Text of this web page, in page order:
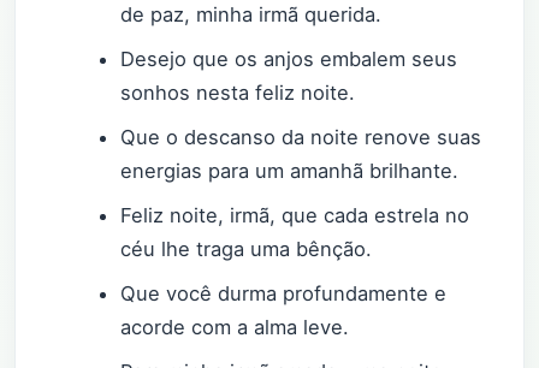
de paz, minha irmã querida.
Desejo que os anjos embalem seus
sonhos nesta feliz noite.
Que o descanso da noite renove suas
energias para um amanhã brilhante.
Feliz noite, irmã, que cada estrela no
céu lhe traga uma bênção.
Que você durma profundamente e
acorde com a alma leve.